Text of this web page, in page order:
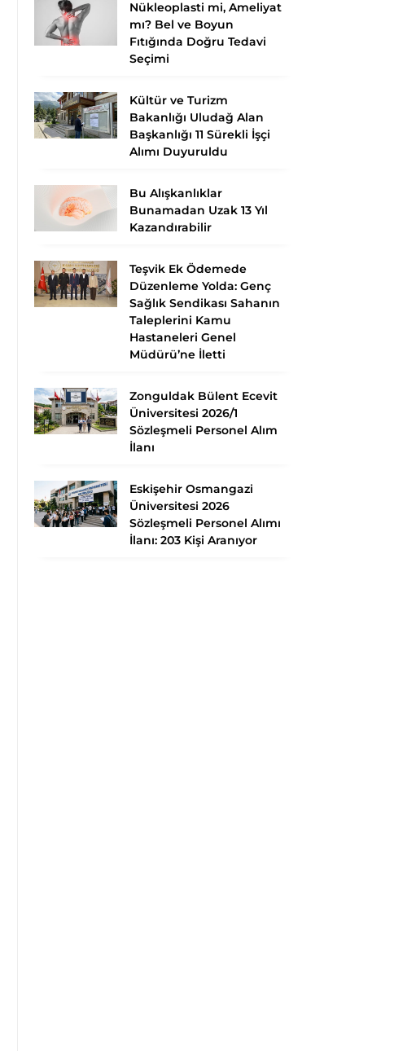
Nükleoplasti mi, Ameliyat
mı? Bel ve Boyun
Fıtığında Doğru Tedavi
Seçimi
Kültür ve Turizm
Bakanlığı Uludağ Alan
Başkanlığı 11 Sürekli İşçi
Alımı Duyuruldu
Bu Alışkanlıklar
Bunamadan Uzak 13 Yıl
Kazandırabilir
Teşvik Ek Ödemede
Düzenleme Yolda: Genç
Sağlık Sendikası Sahanın
Taleplerini Kamu
Hastaneleri Genel
Müdürü’ne İletti
Zonguldak Bülent Ecevit
Üniversitesi 2026/1
Sözleşmeli Personel Alım
İlanı
Eskişehir Osmangazi
Üniversitesi 2026
Sözleşmeli Personel Alımı
İlanı: 203 Kişi Aranıyor